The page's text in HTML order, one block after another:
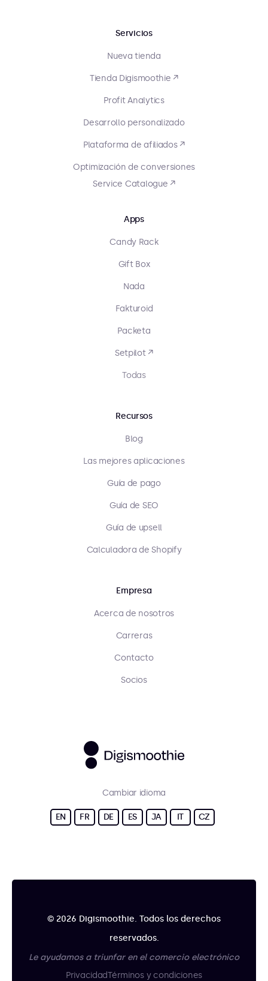
Servicios
Nueva tienda
Tienda Digismoothie ↗
Profit Analytics
Desarrollo personalizado
Plataforma de afiliados ↗
Optimización de conversiones
Service Catalogue ↗
Apps
Candy Rack
Gift Box
Nada
Fakturoid
Packeta
Setpilot ↗
Todas
Recursos
Blog
Las mejores aplicaciones
Guía de pago
Guía de SEO
Guía de upsell
Calculadora de Shopify
Empresa
Acerca de nosotros
Carreras
Contacto
Socios
Cambiar idioma
EN FR DE ES JA IT CZ
© 2026 Digismoothie. Todos los derechos
reservados.
Le ayudamos a triunfar en el comercio electrónico
PrivacidadTérminos y condiciones